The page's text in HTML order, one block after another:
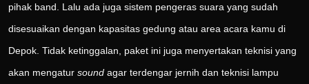
pihak band. Lalu ada juga sistem pengeras suara yang sudah
disesuaikan dengan kapasitas gedung atau area acara kamu di
Depok. Tidak ketinggalan, paket ini juga menyertakan teknisi yang
akan mengatur sound agar terdengar jernih dan teknisi lampu